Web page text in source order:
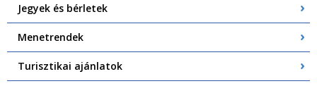
Jegyek és bérletek
Menetrendek
Turisztikai ajánlatok